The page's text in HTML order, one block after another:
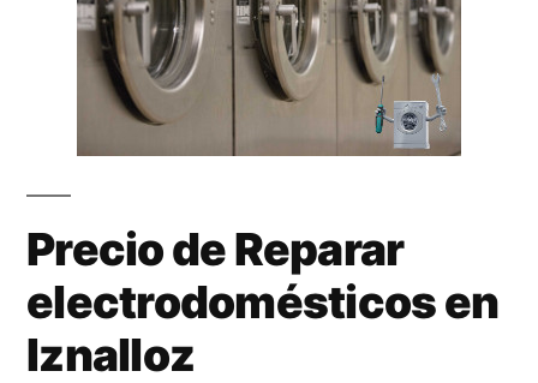
Precio de Reparar
electrodomésticos en
Iznalloz